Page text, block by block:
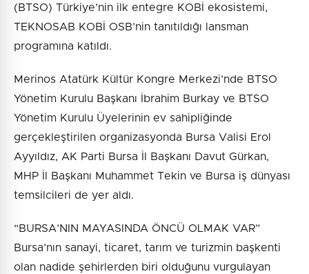
(BTSO) Türkiye’nin ilk entegre KOBİ ekosistemi,
TEKNOSAB KOBİ OSB’nin tanıtıldığı lansman
programına katıldı.
Merinos Atatürk Kültür Kongre Merkezi’nde BTSO
Yönetim Kurulu Başkanı İbrahim Burkay ve BTSO
Yönetim Kurulu Üyelerinin ev sahipliğinde
gerçekleştirilen organizasyonda Bursa Valisi Erol
Ayyıldız, AK Parti Bursa İl Başkanı Davut Gürkan,
MHP İl Başkanı Muhammet Tekin ve Bursa iş dünyası
temsilcileri de yer aldı.
“BURSA’NIN MAYASINDA ÖNCÜ OLMAK VAR”
Bursa’nın sanayi, ticaret, tarım ve turizmin başkenti
olan nadide şehirlerden biri olduğunu vurgulayan